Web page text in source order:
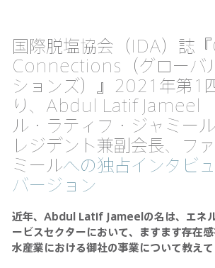
国際脱塩協会（IDA）誌
Connections（グローバ
ションズ）』2021年第1
り、Abdul Latif Jameel
ル・ラティフ・ジャミー
レジデント兼副会長、フ
ミールへの独占インタビ
バージョン
近年、 Abdul Latif Jameelの名は、エネ
ービスセクターにおいて、ますます存在感
水産業における御社の事業について教えて